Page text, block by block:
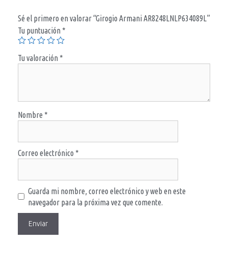
Sé el primero en valorar “Girogio Armani AR8248LNLP634089L”
Tu puntuación *
Tu valoración *
Nombre *
Correo electrónico *
Guarda mi nombre, correo electrónico y web en este
navegador para la próxima vez que comente.